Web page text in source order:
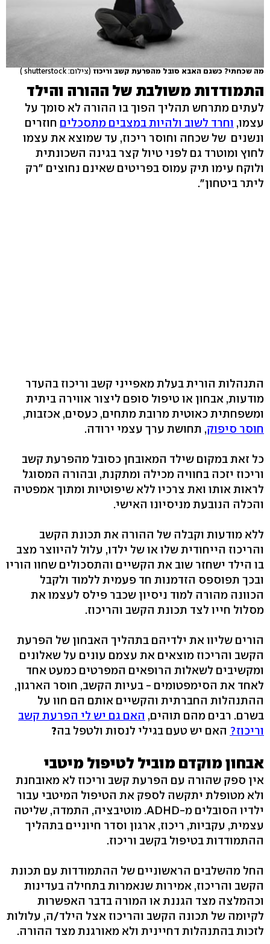
מה שכחתי? כשגם האבא סובל מהפרעת קשב וריכוז(צילום: shutterstock )
התמודדות משולבת של ההורה והילד
לעתים מתרחש תהליך הפוך בו ההורה לא סומך על
עצמו, וחרד לשוב ולהיות במצבים מתסכלים חוזרים
ונשנים של שכחה וחוסר ריכוז, עד שמוצא את עצמו
לחוץ ומוטרד גם לפני טיול קצר בגינה השכונתית
ולוקח עימו תיק עמוס בפריטים שאינם נחוצים "רק
ליתר ביטחון".
התנהלות הורית בעלת מאפייני קשב וריכוז בהעדר
מודעות, אבחון או טיפול סופם ליצור אווירה ביתית
ומשפחתית כאוטית מרובת מתחים, כעסים, אכזבות,
חוסר סיפוק, תחושת ערך עצמי ירודה.
כל זאת במקום שילד המאובחן כסובל מהפרעת קשב
וריכוז יזכה בחוויה מכילה ומתקנת, ובהורה המסוגל
לראות אותו ואת צרכיו ללא שיפוטיות ומתוך אמפטיה
והכלה הנובעת מניסיונו האישי.
ללא מודעות וקבלה של ההורה את תכונת הקשב
והריכוז הייחודית שלו או של ילדו, עלול להיווצר מצב
בו הילד ישחזר שוב את הקשיים והתסכולים שחוו הוריו
ובכך תפוספס הזדמנות חד פעמית ללמוד ולקבל
הכוונה מהורה למוד ניסיון שכבר פילס לעצמו את
מסלול חייו לצד תכונת הקשב והריכוז.
הורים שליוו את ילדיהם בתהליך האבחון של הפרעת
הקשב והריכוז מוצאים את עצמם עונים על שאלונים
ומקשיבים לשאלות הרופאים המפרטים כמעט אחד
לאחד את הסימפטומים - בעיות הקשב, חוסר הארגון,
ההתנהלות החברתית והקשיים אותם הם חוו על
בשרם. רבים מהם תוהים, האם גם יש לי הפרעת קשב
וריכוז? האם יש טעם בגילי לנסות ולטפל בה?
אבחון מוקדם מוביל לטיפול מיטבי
אין ספק שהורה עם הפרעת קשב וריכוז לא מאובחנת
ולא מטופלת יתקשה לספק את הטיפול המיטבי עבור
ילדיו הסובלים מ-ADHD. מוטיבציה, התמדה, שליטה
עצמית, עקביות, ריכוז, ארגון וסדר חיוניים בתהליך
ההתמודדות בטיפול בקשב וריכוז.
החל מהשלבים הראשוניים של ההתמודדות עם תכונת
הקשב והריכוז, אמירות שנאמרות בתחילה בעדינות
וכהמלצה מצד הגננת או המורה בדבר האפשרות
לקיומה של תכונה הקשב והריכוז אצל הילד/ה, עלולות
לזכות בהתנהלות דחיינית ולא מאורגנת מצד ההורה.